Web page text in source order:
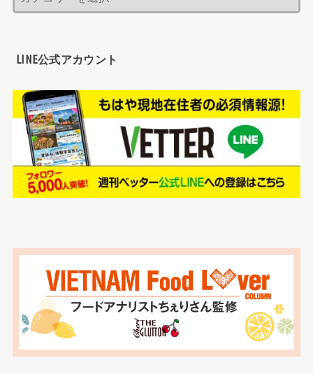
LINE公式アカウント